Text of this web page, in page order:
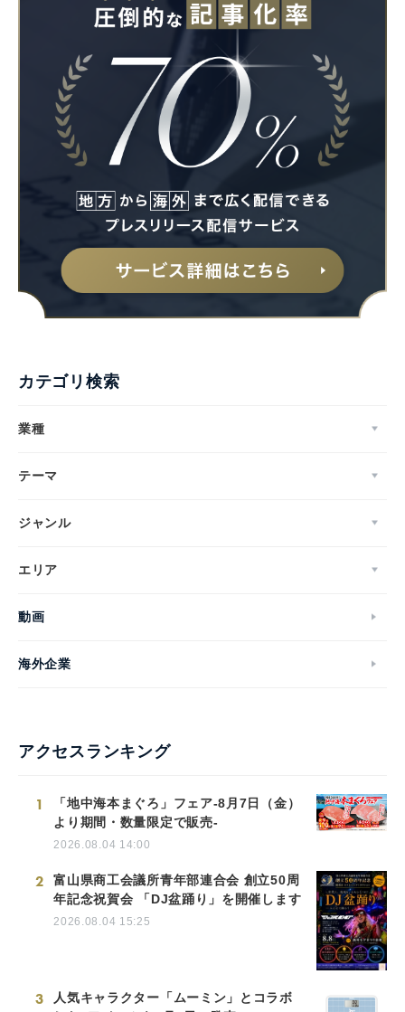
カテゴリ検索
業種
テーマ
ジャンル
エリア
動画
海外企業
アクセスランキング
1
「地中海本まぐろ」フェア-8月7日（金）
より期間・数量限定で販売-
2026.08.04 14:00
2
富山県商工会議所青年部連合会 創立50周
年記念祝賀会 「DJ盆踊り」を開催します
2026.08.04 15:25
3
人気キャラクター「ムーミン」とコラボ